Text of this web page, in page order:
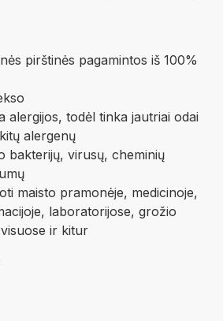
pirštinės pagamintos iš 100%
alergijos, todėl tinka jautriai odai
alergenų
bakterijų, virusų, cheminių
maisto pramonėje, medicinoje,
laboratorijose, grožio
ir kitur